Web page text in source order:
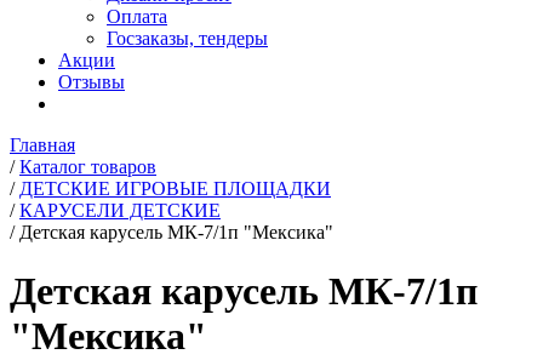
Оплата
Госзаказы, тендеры
Акции
Отзывы
Главная
/ Каталог товаров
/ ДЕТСКИЕ ИГРОВЫЕ ПЛОЩАДКИ
/ КАРУСЕЛИ ДЕТСКИЕ
/ Детская карусель МК-7/1п "Мексика"
Детская карусель МК-7/1п
"Мексика"